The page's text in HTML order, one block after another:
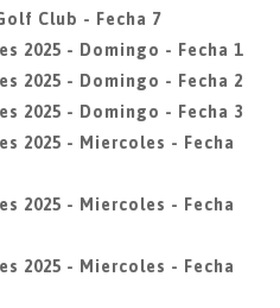
Club - Fecha 7
2025 - Domingo - Fecha 1
2025 - Domingo - Fecha 2
2025 - Domingo - Fecha 3
2025 - Miercoles - Fecha
2025 - Miercoles - Fecha
2025 - Miercoles - Fecha